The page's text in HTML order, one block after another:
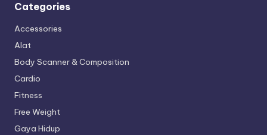
Categories
Accessories
Alat
Body Scanner & Composition
Cardio
Fitness
Free Weight
Gaya Hidup